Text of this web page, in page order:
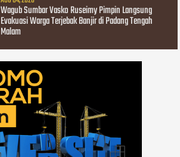
Wagub Sumbar Vasko Ruseimy Pimpin Langsung
Evakuasi Warga Terjebak Banjir di Padang Tengah
Malam